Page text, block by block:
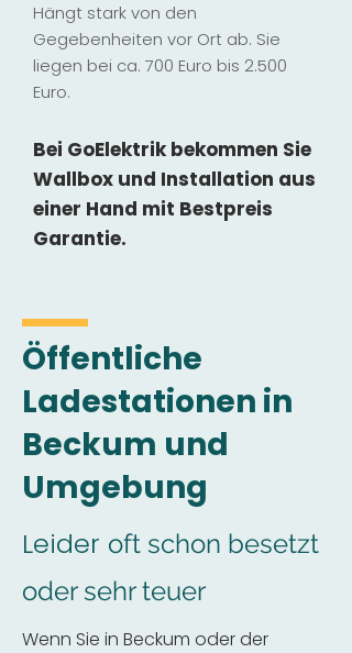
Hängt stark von den
Gegebenheiten vor Ort ab. Sie
liegen bei ca. 700 Euro bis 2.500
Euro.
Bei GoElektrik bekommen Sie
Wallbox und Installation aus
einer Hand mit Bestpreis
Garantie.
Öffentliche
Ladestationen in
Beckum und
Umgebung
Leider oft schon besetzt
oder sehr teuer
Wenn Sie in Beckum oder der